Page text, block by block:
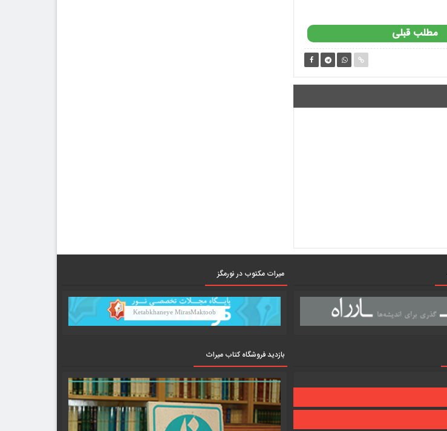
مطلب قبلی
میرات مکتوب در نورمگز
Ketabkhaneye MirasMaktoob
بازدید فروشگاه کتاب میراث